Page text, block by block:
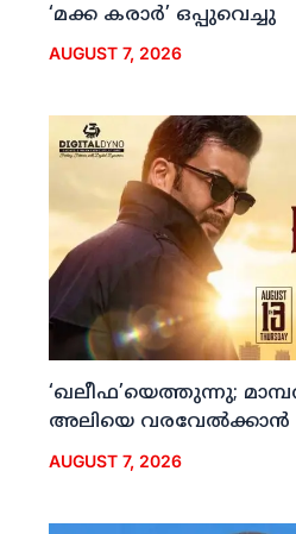
‘മക്ക കരാര്‍’ ഒപ്പുവെച്ചു
AUGUST 7, 2026
‘ഖലീഫ’യെത്തുന്നു;
അലിയെ വരവേല്‍ക്കാന്‍
AUGUST 7, 2026